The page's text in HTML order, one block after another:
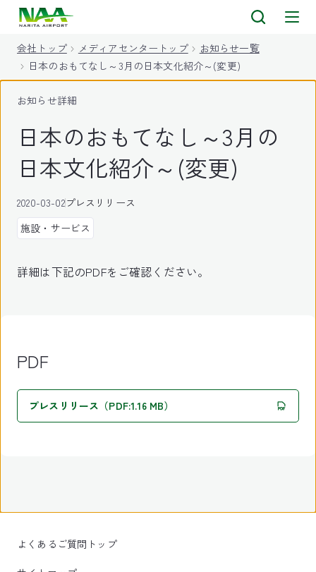
会社トップ メディアセンタートップ
お知らせ一覧
日本のおもてなし～3月の日本文化紹介～(変更)
お知らせ詳細
日本のおもてなし～3月の
日本文化紹介～(変更)
2020-03-02プレスリリース
施設・サービス
詳細は下記のPDFをご確認ください。
PDF
プレスリリース（PDF:1.16 MB）
よくあるご質問トップ